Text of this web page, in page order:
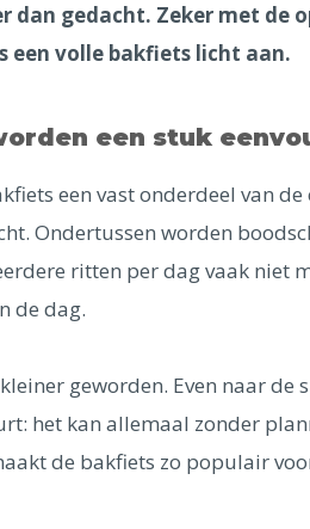
dan gedacht. Zeker met de
een volle bakfiets licht aan.
een stuk
een vast onderdeel van
Ondertussen worden
ritten per dag vaak niet
de dag.
geworden. Even naar de
het kan allemaal zonder
de bakfiets zo populair